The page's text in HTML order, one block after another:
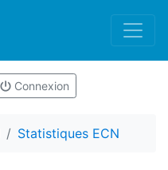
Connexion
Statistiques ECN